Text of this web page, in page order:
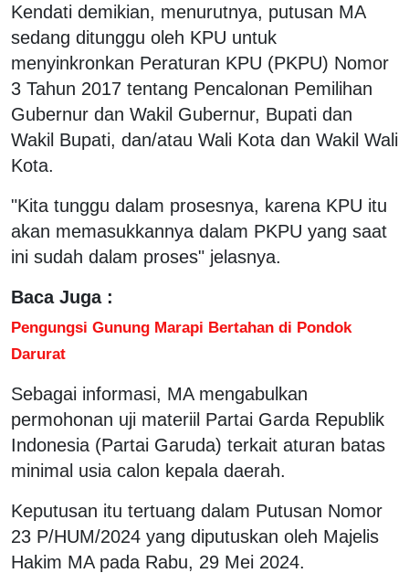
Kendati demikian, menurutnya, putusan MA
sedang ditunggu oleh KPU untuk
menyinkronkan Peraturan KPU (PKPU) Nomor
3 Tahun 2017 tentang Pencalonan Pemilihan
Gubernur dan Wakil Gubernur, Bupati dan
Wakil Bupati, dan/atau Wali Kota dan Wakil Wali
Kota.
"Kita tunggu dalam prosesnya, karena KPU itu
akan memasukkannya dalam PKPU yang saat
ini sudah dalam proses" jelasnya.
Baca Juga :
Pengungsi Gunung Marapi Bertahan di Pondok
Darurat
Sebagai informasi, MA mengabulkan
permohonan uji materiil Partai Garda Republik
Indonesia (Partai Garuda) terkait aturan batas
minimal usia calon kepala daerah.
Keputusan itu tertuang dalam Putusan Nomor
23 P/HUM/2024 yang diputuskan oleh Majelis
Hakim MA pada Rabu, 29 Mei 2024.